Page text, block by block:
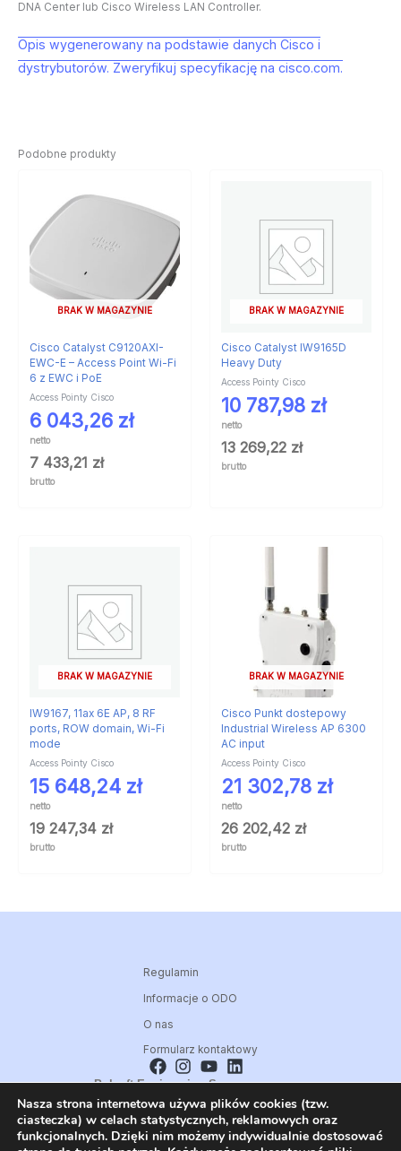
DNA Center lub Cisco Wireless LAN Controller.
Opis wygenerowany na podstawie danych Cisco i
dystrybutorów. Zweryfikuj specyfikację na cisco.com.
Podobne produkty
BRAK W MAGAZYNIE
Cisco Catalyst C9120AXI-
EWC-E – Access Point Wi-Fi
6 z EWC i PoE
Access Pointy Cisco
6 043,26 zł
netto
7 433,21 zł
brutto
BRAK W MAGAZYNIE
Cisco Catalyst IW9165D
Heavy Duty
Access Pointy Cisco
10 787,98 zł
netto
13 269,22 zł
brutto
BRAK W MAGAZYNIE
IW9167, 11ax 6E AP, 8 RF
ports, ROW domain, Wi-Fi
mode
Access Pointy Cisco
15 648,24 zł
netto
19 247,34 zł
brutto
BRAK W MAGAZYNIE
Cisco Punkt dostepowy
Industrial Wireless AP 6300
AC input
Access Pointy Cisco
21 302,78 zł
netto
26 202,42 zł
brutto
Regulamin
Informacje o ODO
O nas
Formularz kontaktowy
Polsoft Engineering Sp. z o.o.
ul. 73 Pułku Piechoty 1, 40-467 Katowice
Skontaktuj się z nami:
32 209 80 39
Nasza strona internetowa używa plików cookies (tzw.
ciasteczka) w celach statystycznych, reklamowych oraz
funkcjonalnych. Dzięki nim możemy indywidualnie dostosować